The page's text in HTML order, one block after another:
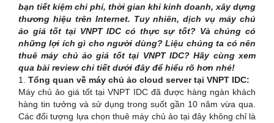
bạn tiết kiệm chi phí, thời gian khi kinh doanh, xây dựng
thương hiệu trên Internet. Tuy nhiên, dịch vụ máy chủ
ảo giá tốt tại VNPT IDC có thực sự tốt? Và chúng có
những lợi ích gì cho người dùng? Liệu chúng ta có nên
thuê máy chủ ảo giá tốt tại VNPT IDC? Hãy cùng xem
qua bài review chi tiết dưới đây để hiểu rõ hơn nhé!
1. Tổng quan về máy chủ ảo cloud server tại VNPT IDC:
Máy chủ ảo giá tốt tại VNPT IDC đã được hàng ngàn khách
hàng tin tưởng và sử dụng trong suốt gần 10 năm vừa qua.
Các đối tượng lựa chọn thuê máy chủ ảo tại đây không chỉ là